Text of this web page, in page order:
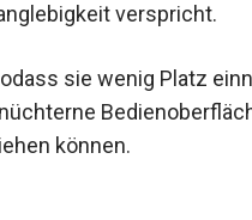
verspricht.
sie wenig Platz
können.